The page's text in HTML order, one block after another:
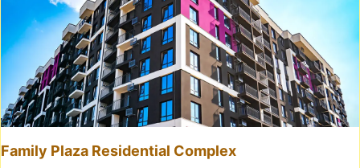
Family Plaza Residential Complex